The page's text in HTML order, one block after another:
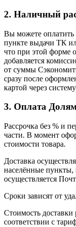
2. Наличный
Вы можете оплатить
пункте выдачи ТК
что при этой форме
добавляется
от суммы
сразу после
картой через
3. Оплата
Рассрочка без % и
части. В момент
стоимости товара.
Доставка
населённые пункты,
осуществляется
Сроки зависят от
Стоимость доставки
соответствии с